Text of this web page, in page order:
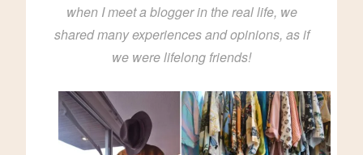
when I meet a blogger in the real life, we
shared many experiences and opinions, as if
we were lifelong friends!